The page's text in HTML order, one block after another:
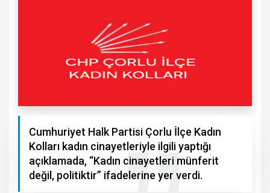
Cumhuriyet Halk Partisi Çorlu İlçe Kadın
Kolları kadın cinayetleriyle ilgili yaptığı
açıklamada, “Kadın cinayetleri münferit
değil, politiktir” ifadelerine yer verdi.